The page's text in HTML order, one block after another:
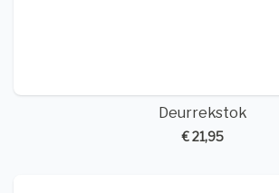
Deurrekstok
€ 21,95